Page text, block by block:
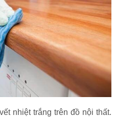
nhiệt trắng trên đồ nội thất.